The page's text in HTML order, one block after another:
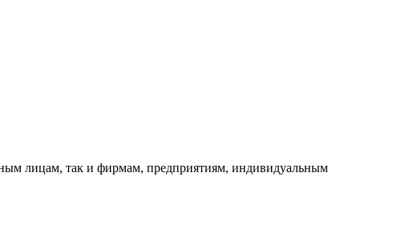
лицам, так и фирмам, предприятиям, индивидуальным